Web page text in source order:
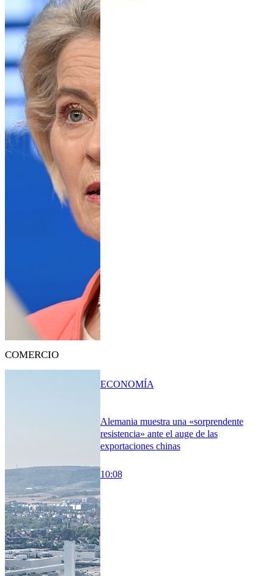
COMERCIO
Alemania muestra una «sorprendente
resistencia» ante el auge de las
exportaciones chinas
10:08
ECONOMÍA